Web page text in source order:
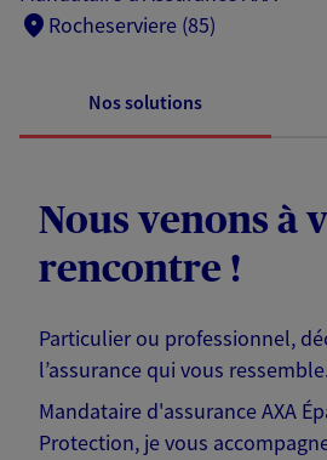
Rocheserviere (85)
Nos solutions
Nous venons à
rencontre !
Particulier ou professionnel,
l’assurance qui vous ressemble.
Mandataire d'assurance AXA
Protection, je vous